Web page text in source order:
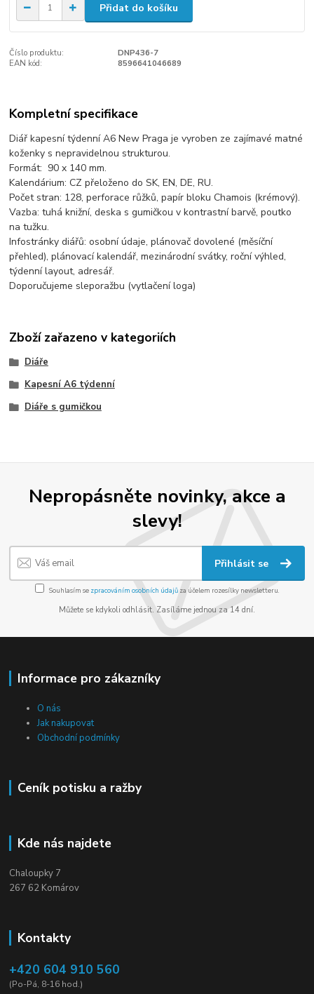
Přidat do košíku
Číslo produktu:
DNP436-7
EAN kód:
8596641046689
Kompletní specifikace
Diář kapesní týdenní A6 New Praga je vyroben ze zajímavé matné
koženky s nepravidelnou strukturou.
Formát: 90 x 140 mm.
Kalendárium: CZ přeloženo do SK, EN, DE, RU.
Počet stran: 128, perforace růžků, papír bloku Chamois (krémový).
Vazba: tuhá knižní, deska s gumičkou v kontrastní barvě, poutko
na tužku.
Infostránky diářů: osobní údaje, plánovač dovolené (měsíční
přehled), plánovací kalendář, mezinárodní svátky, roční výhled,
týdenní layout, adresář.
Doporučujeme sleporažbu (vytlačení loga)
Zboží zařazeno v kategoriích
Diáře
Kapesní A6 týdenní
Diáře s gumičkou
Nepropásněte novinky, akce a
slevy!
Přihlásit se
Souhlasím se zpracováním osobních údajůza účelem rozesílky newsletteru.
Můžete se kdykoli odhlásit. Zasíláme jednou za 14 dní.
Informace pro zákazníky
O nás
Jak nakupovat
Obchodní podmínky
Ceník potisku a ražby
Kde nás najdete
Chaloupky 7
267 62 Komárov
Kontakty
+420 604 910 560
(Po-Pá, 8-16 hod.)